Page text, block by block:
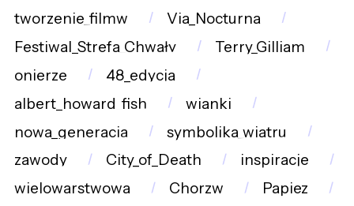
tworzenie_filmw
Via_Nocturna
Festiwal_Strefa_Chwały
Terry_Gilliam
onierze
48_edycja
albert_howard_fish
wianki
nowa_generacja
symbolika_wiatru
zawody
City_of_Death
inspiracje
wielowarstwowa
Chorzw
Papiez